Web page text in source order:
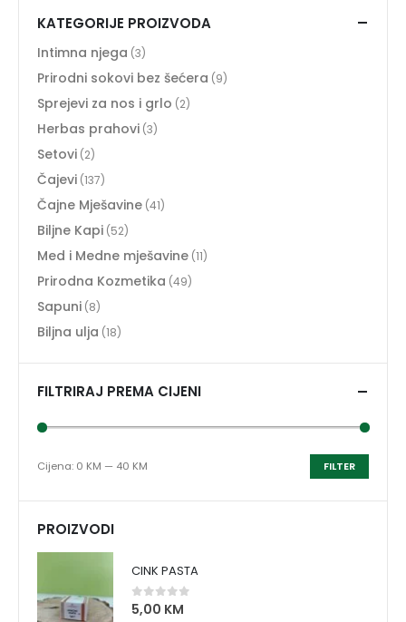
KATEGORIJE PROIZVODA
Intimna njega (3)
Prirodni sokovi bez šećera (9)
Sprejevi za nos i grlo (2)
Herbas prahovi (3)
Setovi (2)
Čajevi (137)
Čajne Mješavine (41)
Biljne Kapi (52)
Med i Medne mješavine (11)
Prirodna Kozmetika (49)
Sapuni (8)
Biljna ulja (18)
FILTRIRAJ PREMA CIJENI
FILTER
Cijena: 0 KM — 40 KM
PROIZVODI
CINK PASTA
0 out of 5
5,00 KM